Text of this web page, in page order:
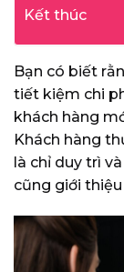
Kết thúc
Bạn có biết
tiết kiệm chi
khách hàng
Khách hàng
là chỉ duy trì
cũng giới